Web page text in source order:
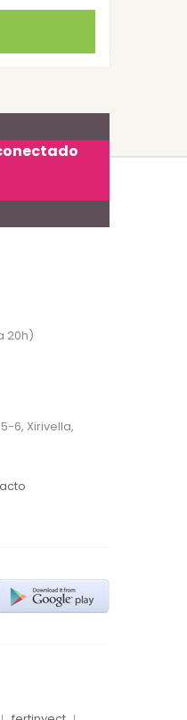
20h)
6, Xirivella,